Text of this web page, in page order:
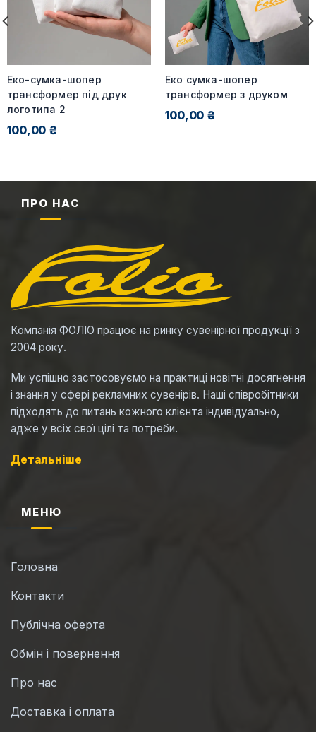
Еко-сумка-шопер
трансформер під друк
логотипа 2
100,00 ₴
Еко сумка-шопер
трансформер з друком
100,00 ₴
ПРО НАС
Компанія ФОЛІО працює на ринку сувенірної продукції з
2004 року.
Ми успішно застосовуємо на практиці новітні досягнення
і знання у сфері рекламних сувенірів. Наші співробітники
підходять до питань кожного клієнта індивідуально,
адже у всіх свої цілі та потреби.
Детальніше
МЕНЮ
Головна
Контакти
Публічна оферта
Обмін і повернення
Про нас
Доставка і оплата